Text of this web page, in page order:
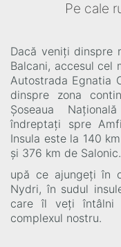
Pe cale
Dacă veniți dinspre
Balcani, accesul cel
Autostrada Egnatia
dinspre zona
Șoseaua
îndreptați spre
Insula este la 140
și 376 km de Salonic.
upă ce ajungeți în
Nydri, în sudul
care îl veți întâlni
complexul nostru.